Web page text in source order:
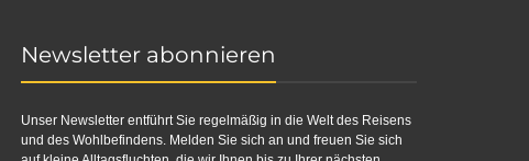
Newsletter abonnieren
Unser Newsletter entführt Sie regelmäßig in die Welt des Reisens
und des Wohlbefindens. Melden Sie sich an und freuen Sie sich